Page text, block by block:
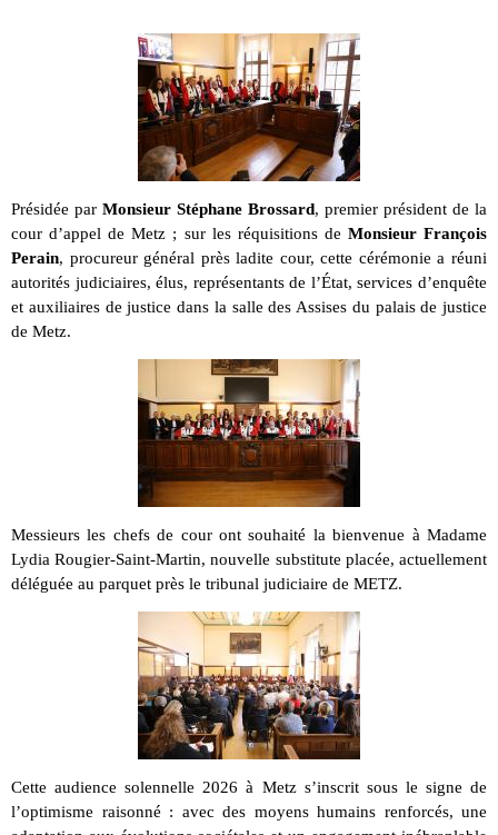
Présidée par Monsieur Stéphane Brossard, premier président de la
cour d’appel de Metz ; sur les réquisitions de Monsieur François
Perain, procureur général près ladite cour, cette cérémonie a réuni
autorités judiciaires, élus, représentants de l’État, services d’enquête
et auxiliaires de justice dans la salle des Assises du palais de justice
de Metz.
Messieurs les chefs de cour ont souhaité la bienvenue à Madame
Lydia Rougier-Saint-Martin, nouvelle substitute placée, actuellement
déléguée au parquet près le tribunal judiciaire de METZ.
Cette audience solennelle 2026 à Metz s’inscrit sous le signe de
l’optimisme raisonné : avec des moyens humains renforcés, une